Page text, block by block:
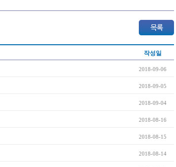
작성일
2018-09-06
2018-09-05
2018-09-04
2018-08-16
2018-08-15
2018-08-14